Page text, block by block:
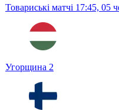
Товариські матчі 17:45, 05
Угорщина 2